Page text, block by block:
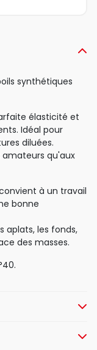
synthétiques
élasticité et
Idéal pour
diluées.
qu'aux
à un travail
bonne
aplats, les fonds,
des masses.